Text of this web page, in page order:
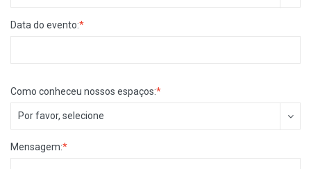
Data do evento:*
Como conheceu nossos espaços:*
Por favor, selecione
Mensagem:*